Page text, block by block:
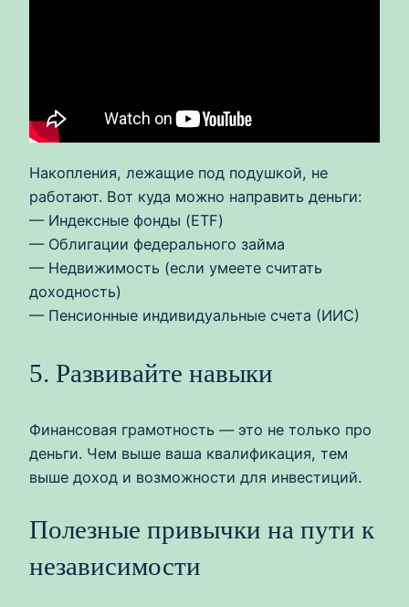
Накопления, лежащие под подушкой, не
работают. Вот куда можно направить деньги:
— Индексные фонды (ETF)
— Облигации федерального займа
— Недвижимость (если умеете считать
доходность)
— Пенсионные индивидуальные счета (ИИС)
5. Развивайте навыки
Финансовая грамотность — это не только про
деньги. Чем выше ваша квалификация, тем
выше доход и возможности для инвестиций.
Полезные привычки на пути к
независимости